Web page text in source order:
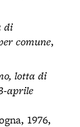
di
comune,
lotta di
aprile
1976,